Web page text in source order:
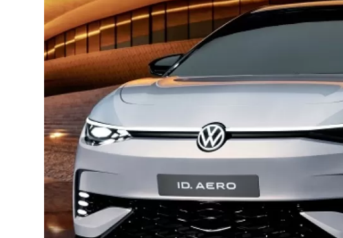
Kiralama & Filo
Sürüş & Güvenlik
Lastik & Jant
Yağlar & Sıvılar
LPG & Yakıt
Elektrik & Akü
Klima & Konfor
Aydınlatma & Görüş